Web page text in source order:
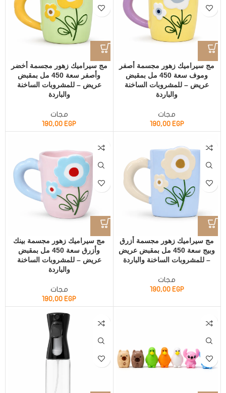
مج سيراميك زهور مجسمة أصفر
وموف سعة 450 مل بمقبض
عريض – للمشروبات الساخنة
والباردة
مجات
190,00 EGP
مج سيراميك زهور مجسمة أخضر
وأصفر سعة 450 مل بمقبض
عريض – للمشروبات الساخنة
والباردة
مجات
190,00 EGP
مج سيراميك زهور مجسمة أزرق
وبيج سعة 450 مل بمقبض عريض
– للمشروبات الساخنة والباردة
مجات
190,00 EGP
مج سيراميك زهور مجسمة بينك
وأزرق سعة 450 مل بمقبض
عريض – للمشروبات الساخنة
والباردة
مجات
190,00EGP